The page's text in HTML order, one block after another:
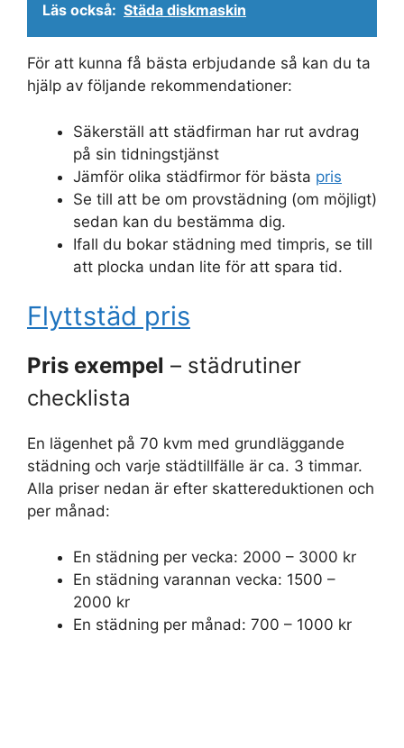
Läs också: Städa diskmaskin
För att kunna få bästa erbjudande så kan du ta
hjälp av följande rekommendationer:
Säkerställ att städfirman har rut avdrag
på sin tidningstjänst
Jämför olika städfirmor för bästa pris
Se till att be om provstädning (om möjligt)
sedan kan du bestämma dig.
Ifall du bokar städning med timpris, se till
att plocka undan lite för att spara tid.
Flyttstäd pris
Pris exempel – städrutiner
checklista
En lägenhet på 70 kvm med grundläggande
städning och varje städtillfälle är ca. 3 timmar.
Alla priser nedan är efter skattereduktionen och
per månad:
En städning per vecka: 2000 – 3000 kr
En städning varannan vecka: 1500 –
2000 kr
En städning per månad: 700 – 1000 kr